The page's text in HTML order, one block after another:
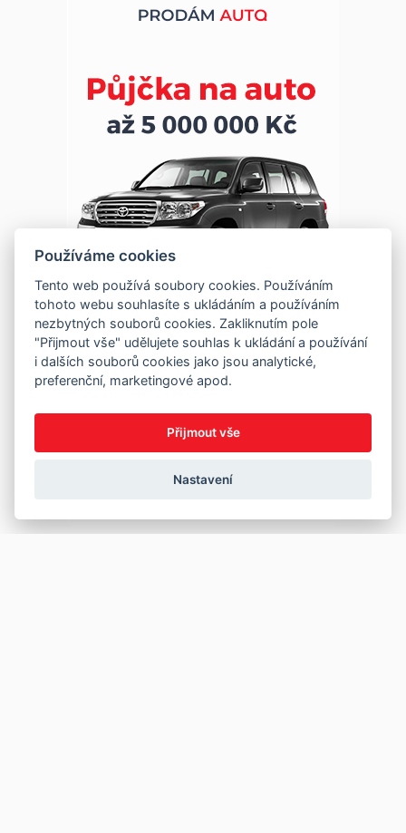
Používáme cookies
Tento web používá soubory cookies. Používáním
tohoto webu souhlasíte s ukládáním a používáním
nezbytných souborů cookies. Zakliknutím pole
"Přijmout vše" udělujete souhlas k ukládání a používání
i dalších souborů cookies jako jsou analytické,
preferenční, marketingové apod.
Přijmout vše
Nastavení